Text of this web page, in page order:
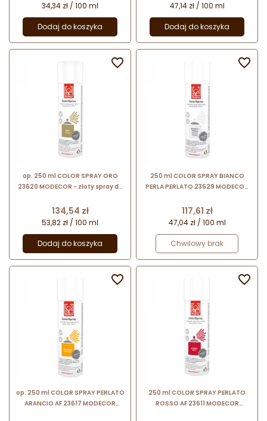
34,34 zł / 100 ml
Dodaj do koszyka
47,14 zł / 100 ml
Dodaj do koszyka
op. 250 ml COLOR SPRAY ORO
23620 MODECOR - złoty spray do
Cena
134,54 zł
53,82 zł / 100 ml
Dodaj do koszyka

250 ml COLOR SPRAY BIANCO
PERLA PERLATO 23629 MODECOR
dekoracji bez bieli tytanowej
Cena
117,61 zł
47,04 zł / 100 ml
Chwilowy brak

op. 250 ml COLOR SPRAY PERLATO
ARANCIO AF 23617 MODECOR

250 ml COLOR SPRAY PERLATO
ROSSO AF 23611 MODECOR
